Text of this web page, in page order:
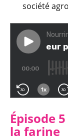
société
Épisode
la farine